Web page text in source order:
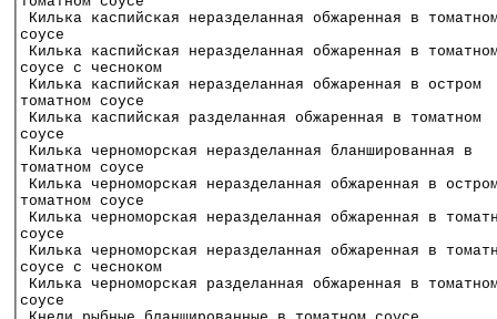
│ Килька каспийская неразделанная обжаренная в
│соусе
│ Килька каспийская неразделанная обжаренная в
│соусе с чесноком
│ Килька каспийская неразделанная обжаренная в
│томатном соусе
│ Килька каспийская разделанная обжаренная в
│соусе
│ Килька черноморская неразделанная
│томатном соусе
│ Килька черноморская неразделанная обжаренная в
│томатном соусе
│ Килька черноморская неразделанная обжаренная в
│соусе
│ Килька черноморская неразделанная обжаренная в
│соусе с чесноком
│ Килька черноморская разделанная обжаренная в
│соусе